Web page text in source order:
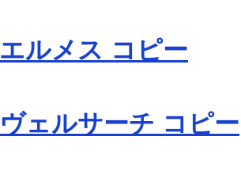
エルメス コピー
ヴェルサーチ コピー